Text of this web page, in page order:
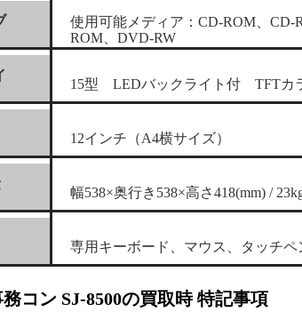
使用可能メディア：CD-ROM、CD-
ROM、DVD-RW
15型 LEDバックライト付 TFTカ
12インチ（A4横サイズ）
幅538×奥行き538×高さ418(mm) /
専用キーボード、マウス、タッチペ
コン SJ-8500の買取時 特記事項